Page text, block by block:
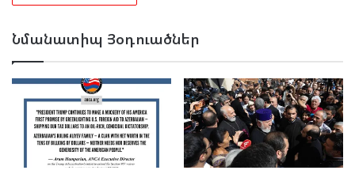
Նմանատիպ Յօդուածներ